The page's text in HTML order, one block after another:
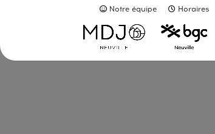
Notre équipe Horaires